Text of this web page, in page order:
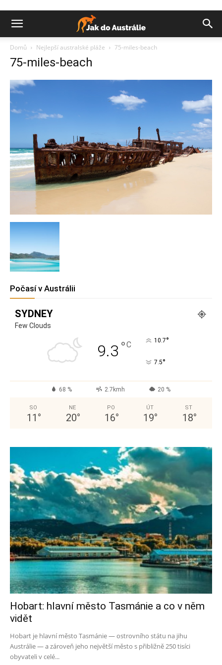
Domů Nejlepší australské pláže 75-miles-beach
75-miles-beach
Počasí v Austrálii
SYDNEY
Few Clouds
9.3 °C 10.7°
7.5°
68 % 2.7kmh 20 %
SO
11 °
NE
20°
PO
16°
ÚT
19°
ST
18°
Hobart: hlavní město Tasmánie a co v něm
vidět
Hobart je hlavní město Tasmánie — ostrovního státu na jihu
Austrálie — a zároveň jeho největší město s přibližně 250 tisíci
obyvateli v celé...